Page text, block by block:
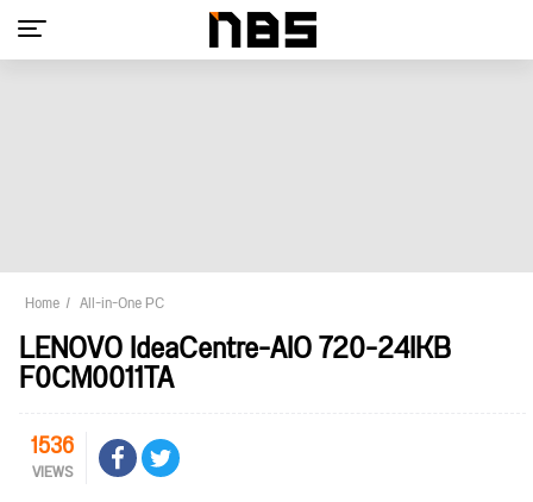
Home All-in-One PC
LENOVO IdeaCentre-AIO 720-24IKB
F0CM0011TA
1536
VIEWS